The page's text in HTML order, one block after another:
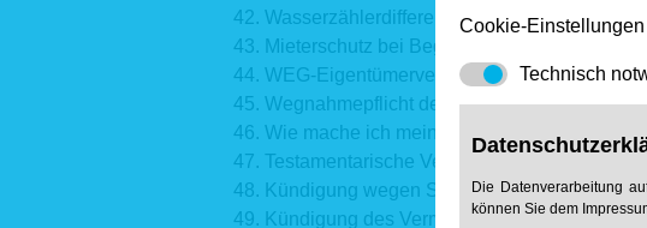
Wasserzählerdifferenzen
Mieterschutz bei Begründung von
WEG-Eigentümerversammlung
Wegnahmepflicht des Mieters bei
Wie mache ich mein Testament?
Testamentarische Verfügungen
Kündigung wegen Störung des Hausfriedens
Kündigung des Vermieters wegen
Cookie-Einstellungen
Technisch
Die Datenverarbeitung
können Sie dem